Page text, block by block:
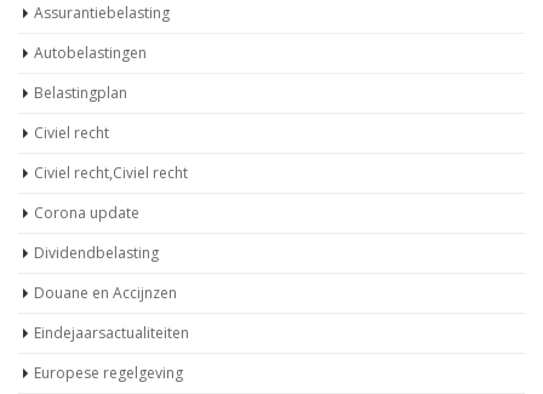
Assurantiebelasting
Autobelastingen
Belastingplan
Civiel recht
Civiel recht,Civiel recht
Corona update
Dividendbelasting
Douane en Accijnzen
Eindejaarsactualiteiten
Europese regelgeving